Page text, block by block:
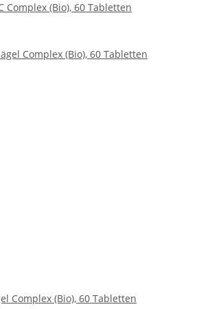
Complex (Bio), 60 Tabletten
Complex (Bio), 60 Tabletten